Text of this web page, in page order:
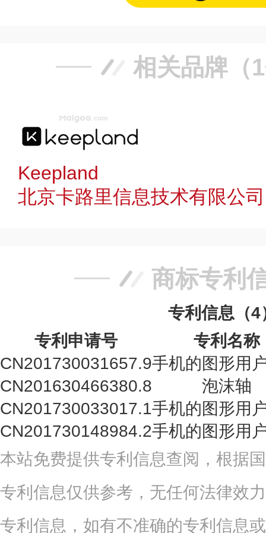
相关品牌（
Keepland
北京卡路里信息技术有限公司
商标专利
专利信息（4
专利申请号
专利名称
CN201730031657.9手机的图形用
CN201630466380.8
泡沫轴
CN201730033017.1手机的图形用
CN201730148984.2手机的图形用
本站免费提供专利信息查阅，根据
专利信息仅供参考，无任何法律效
专利信息，如有不准确的专利信息